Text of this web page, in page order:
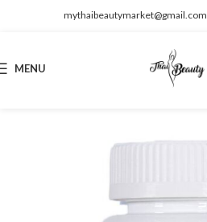
mythaibeautymarket@gmail.com
MENU